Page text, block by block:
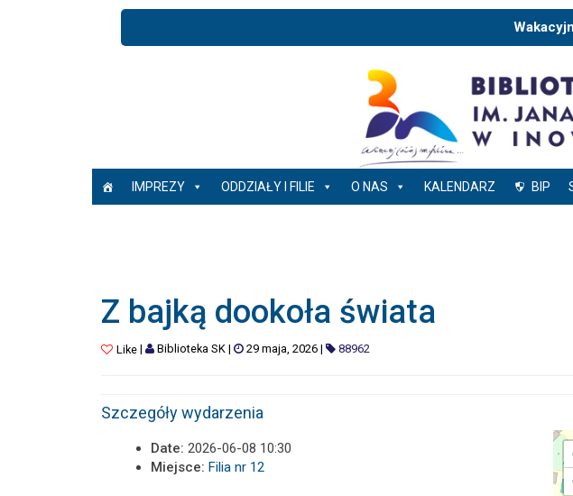
IMPREZY ODDZIAŁY I FILIE O NAS KALENDARZ BIP
Z bajką dookoła świata
Like| Biblioteka SK| 29 maja, 2026| 88962
Szczegóły wydarzenia
Date: 2026-06-08 10:30
Miejsce: Filia nr 12